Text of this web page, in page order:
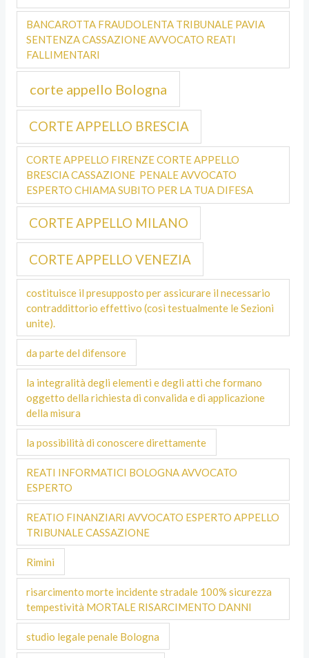
BANCAROTTA FRAUDOLENTA TRIBUNALE PAVIA
SENTENZA CASSAZIONE AVVOCATO REATI
FALLIMENTARI
corte appello Bologna
CORTE APPELLO BRESCIA
CORTE APPELLO FIRENZE CORTE APPELLO
BRESCIA CASSAZIONE PENALE AVVOCATO
ESPERTO CHIAMA SUBITO PER LA TUA DIFESA
CORTE APPELLO MILANO
CORTE APPELLO VENEZIA
costituisce il presupposto per assicurare il necessario
contraddittorio effettivo (così testualmente le Sezioni
unite).
da parte del difensore
la integralità degli elementi e degli atti che formano
oggetto della richiesta di convalida e di applicazione
della misura
la possibilità di conoscere direttamente
REATI INFORMATICI BOLOGNA AVVOCATO
ESPERTO
REATIO FINANZIARI AVVOCATO ESPERTO APPELLO
TRIBUNALE CASSAZIONE
Rimini
risarcimento morte incidente stradale 100% sicurezza
tempestività MORTALE RISARCIMENTO DANNI
studio legale penale Bologna